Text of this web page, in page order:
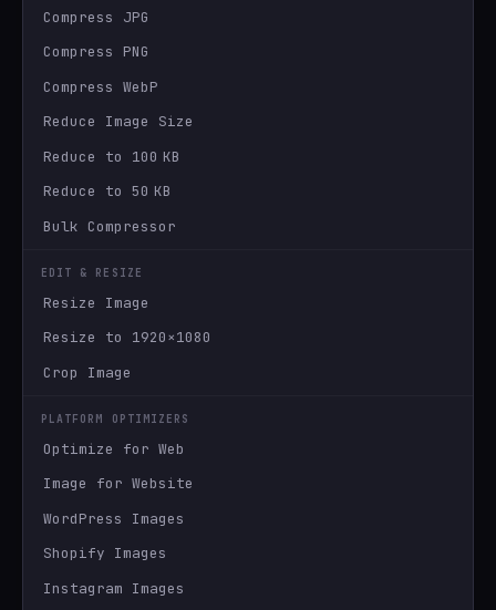
Compress JPG
Compress PNG
Compress WebP
Reduce Image Size
Reduce to 100 KB
Reduce to 50 KB
Bulk Compressor
EDIT & RESIZE
Resize Image
Resize to 1920×1080
Crop Image
PLATFORM OPTIMIZERS
Optimize for Web
Image for Website
WordPress Images
Shopify Images
Instagram Images